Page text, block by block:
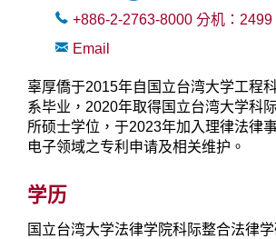
+886-2-2763-8000 分机： 2499
Email
辜厚僑于2015年自国立台湾大学工程
系毕业，2020年取得国立台湾大学科
所硕士学位，于2023年加入理律法律
电子领域之专利申请及相关维护。
学历
国立台湾大学法律学院科际整合法律